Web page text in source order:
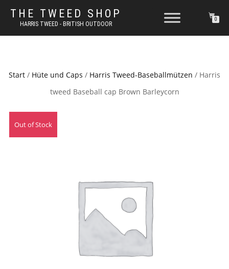
THE TWEED SHOP
HARRIS TWEED - BRITISH OUTDOOR
0
Start / Hüte und Caps / Harris Tweed-Baseballmützen / Harris
tweed Baseball cap Brown Barleycorn
Out of Stock